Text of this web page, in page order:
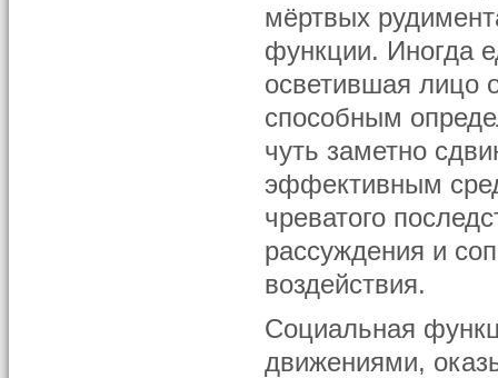
мёртвых
функции. Иногда
осветившая лицо
способным
чуть заметно
эффективным
чреватого
рассуждения и
воздействия.
Социальная
движениями,